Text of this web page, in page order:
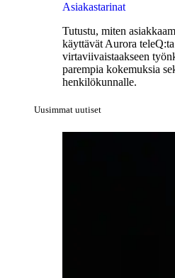
Asiakastarinat
Tutustu, miten
käyttävät Aurora
virtaviivaistaakseen
parempia kokemuksia
henkilökunnalle.
Uusimmat uutiset